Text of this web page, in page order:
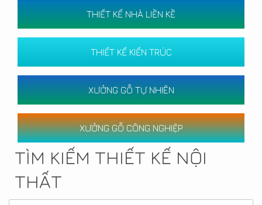
THIẾT KẾ NHÀ LIỀN KỀ
THIẾT KẾ KIẾN TRÚC
XƯỞNG GỖ TỰ NHIÊN
XƯỞNG GỖ CÔNG NGHIỆP
TÌM KIẾM THIẾT KẾ NỘI
THẤT